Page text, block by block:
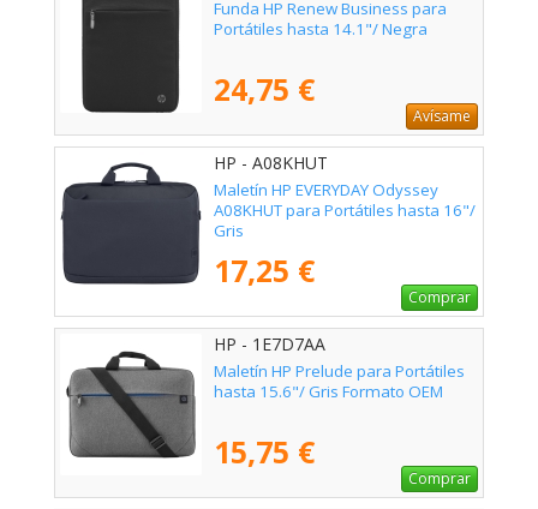
Funda HP Renew Business para
Portátiles hasta 14.1"/ Negra
24,75 €
Avísame
HP - A08KHUT
Maletín HP EVERYDAY Odyssey
A08KHUT para Portátiles hasta 16"/
Gris
17,25 €
Comprar
HP - 1E7D7AA
Maletín HP Prelude para Portátiles
hasta 15.6"/ Gris Formato OEM
15,75 €
Comprar